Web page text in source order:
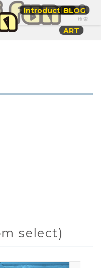
IntroductionBLOG
ART
select)
検索